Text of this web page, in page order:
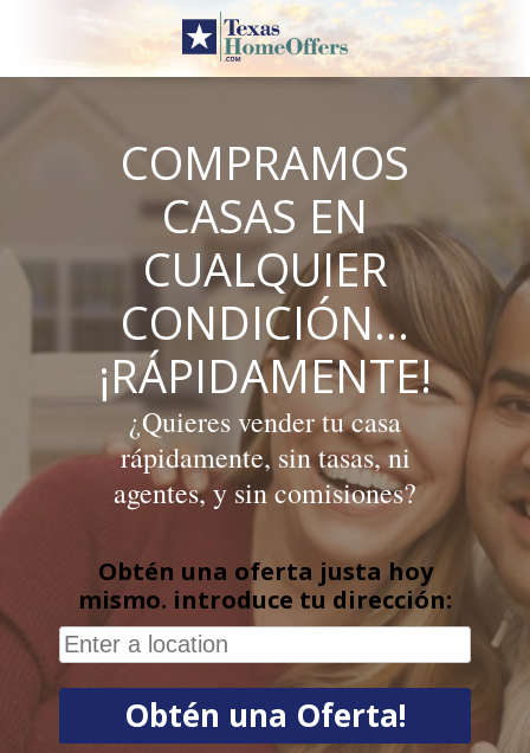
content
COMPRAMOS
CASAS EN
CUALQUIER
CONDICIÓN…
¡RÁPIDAMENTE!
¿Quieres vender tu casa
rápidamente, sin tasas, ni
agentes, y sin comisiones?
Obtén una oferta justa hoy
mismo. introduce tu dirección: